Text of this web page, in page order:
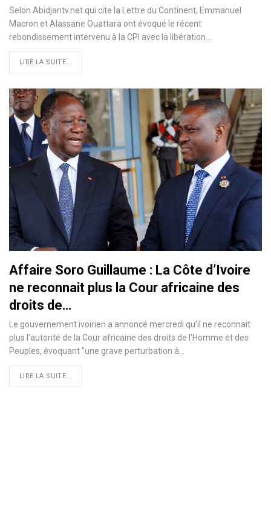
Selon Abidjantv.net qui cite la Lettre du Continent, Emmanuel
Macron et Alassane Ouattara ont évoqué le récent
rebondissement intervenu à la CPI avec la libération…
LIRE LA SUITE...
Affaire Soro Guillaume : La Côte d’Ivoire
ne reconnait plus la Cour africaine des
droits de…
Le gouvernement ivoirien a annoncé mercredi qu’il ne reconnait
plus l’autorité de la Cour africaine des droits de l'Homme et des
Peuples, évoquant "une grave perturbation à
LIRE LA SUITE...